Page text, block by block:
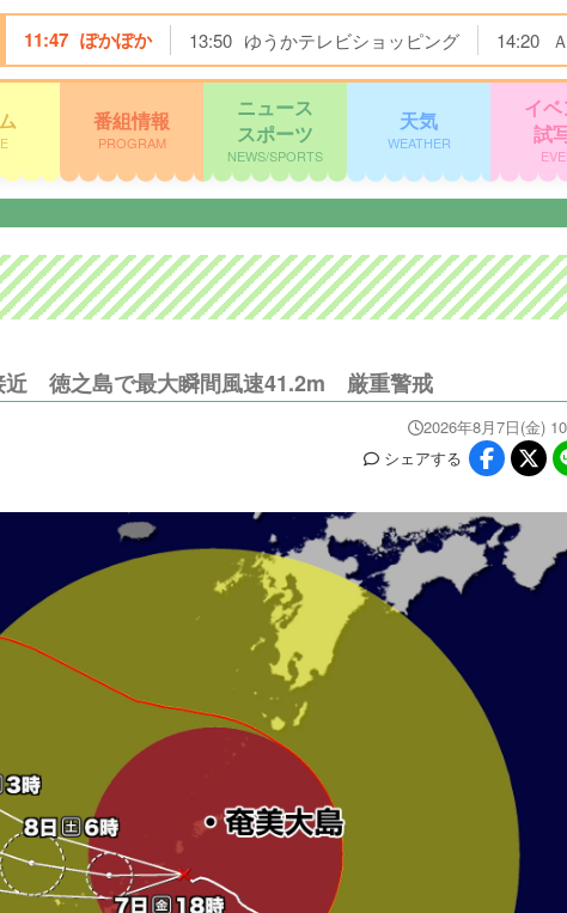
11:47 ぽかぽか 13:50 ゆうかテレビショッピング 14:20
番組情報
PROGRAM
ニュース
スポーツ
NEWS/SPORTS
天気
WEATHER
イ
試
近 徳之島で最大瞬間風速41.2m 厳重警戒
2026年8月7日(金)
シェアする